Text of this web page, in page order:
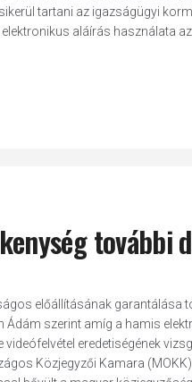
tartani az igazságügyi
aláírás használata
további
előállításának
Ádám szerint amíg a hamis
videófelvétel eredetiségének
Közjegyzői Kamara